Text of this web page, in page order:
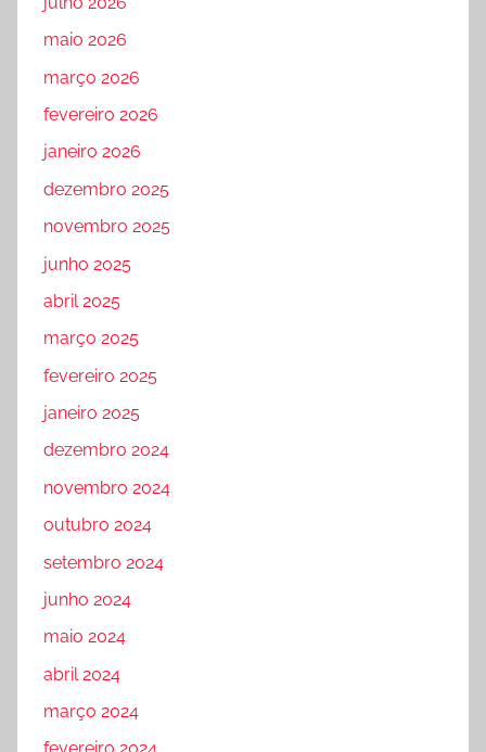
maio 2026
março 2026
fevereiro 2026
janeiro 2026
dezembro 2025
novembro 2025
junho 2025
abril 2025
março 2025
fevereiro 2025
janeiro 2025
dezembro 2024
novembro 2024
outubro 2024
setembro 2024
junho 2024
maio 2024
abril 2024
março 2024